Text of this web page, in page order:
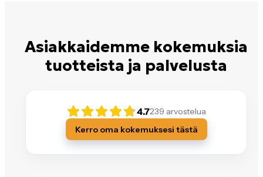
Asiakkaidemme kokemuksia
tuotteista ja palvelusta
4.7239 arvostelua
Kerro oma kokemuksesi tästä